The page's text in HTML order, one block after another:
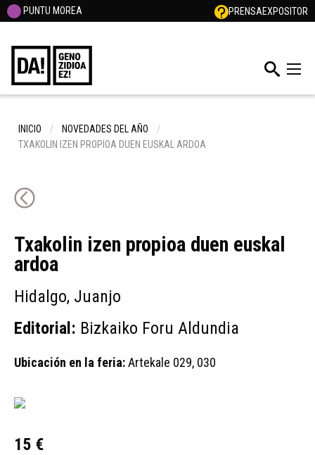
PUNTU MOREA PRENSAEXPOSITOR
INICIO
NOVEDADES DEL AÑO
TXAKOLIN IZEN PROPIOA DUEN EUSKAL ARDOA
Txakolin izen propioa duen euskal
ardoa
Hidalgo, Juanjo
Editorial: Bizkaiko Foru Aldundia
Ubicación en la feria:Artekale 029, 030
15 €